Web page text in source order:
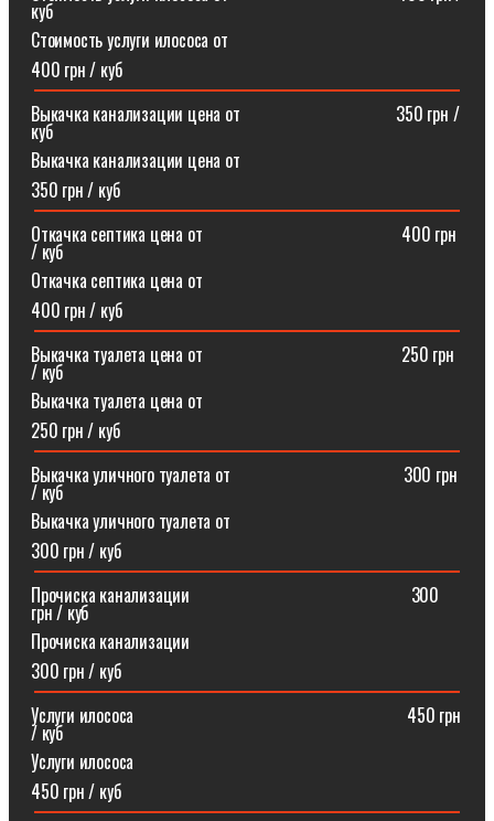
куб
Стоимость услуги илососа от
400 грн / куб
Выкачка канализации цена от⠀⠀⠀⠀⠀⠀⠀⠀⠀⠀⠀⠀350 грн /
куб
Выкачка канализации цена от
350 грн / куб
Откачка септика цена от ⠀⠀⠀⠀⠀⠀⠀⠀⠀⠀⠀⠀⠀⠀⠀400 грн
/ куб
Откачка септика цена от
400 грн / куб
Выкачка туалета цена от ⠀⠀⠀⠀⠀⠀⠀⠀⠀⠀⠀⠀⠀⠀⠀250 грн
/ куб
Выкачка туалета цена от
250 грн / куб
Выкачка уличного туалета от ⠀⠀⠀⠀⠀⠀⠀⠀⠀⠀⠀⠀⠀300 грн
/ куб
Выкачка уличного туалета от
300 грн / куб
Прочиска канализации⠀⠀⠀⠀⠀⠀⠀⠀⠀⠀⠀⠀⠀⠀⠀⠀⠀300
грн / куб
Прочиска канализации
300 грн / куб
Услуги илососа⠀⠀⠀⠀⠀⠀⠀⠀⠀⠀⠀⠀⠀⠀⠀⠀⠀⠀⠀⠀⠀450 грн
/ куб
Услуги илососа
450 грн / куб